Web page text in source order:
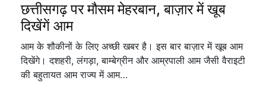
छत्तीसगढ़ पर मौसम मेहरबान, बाज़ार में खूब
दिखेंगें आम
आम के शौकीनों के लिए अच्छी खबर है। इस बार बाज़ार में खूब आम
दिखेंगे। दशहरी, लंगड़ा, बाम्बेग्रीन और आम्रपाली आम जैसी वैराइटी
की बहुतायत आम राज्य में आम…